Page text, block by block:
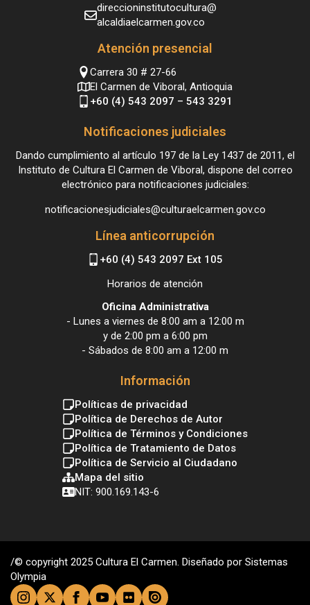
direccioninstitutocultura@
alcaldiaelcarmen.gov.co
Atención presencial
Carrera 30 # 27-66
El Carmen de Viboral, Antioquia
+60 (4) 543 2097 – 543 3291
Notificaciones judiciales
Dando cumplimiento al artículo 197 de la Ley 1437 de 2011, el
Instituto de Cultura El Carmen de Viboral, dispone del correo
electrónico para notificaciones judiciales:
notificacionesjudiciales@culturaelcarmen.gov.co
Línea anticorrupción
+60 (4) 543 2097 Ext 105
Horarios de atención
Oficina Administrativa
- Lunes a viernes de 8:00 am a 12:00 m
y de 2:00 pm a 6:00 pm
- Sábados de 8:00 am a 12:00 m
Información
Políticas de privacidad
Política de Derechos de Autor
Política de Términos y Condiciones
Política de Tratamiento de Datos
Política de Servicio al Ciudadano
Mapa del sitio
NIT: 900.169.143-6
/© copyright 2025 Cultura El Carmen. Diseñado por Sistemas
Olympia